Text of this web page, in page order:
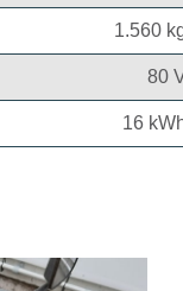
1.560
80
16